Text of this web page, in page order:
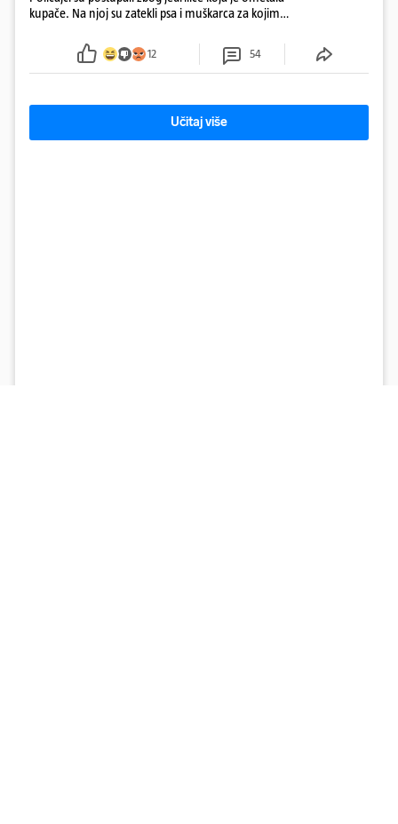
kupače. Na njoj su zatekli psa i muškarca za kojim
ga uhitili, a psa je preuzeo komunalni redar
12 54
Učitaj više